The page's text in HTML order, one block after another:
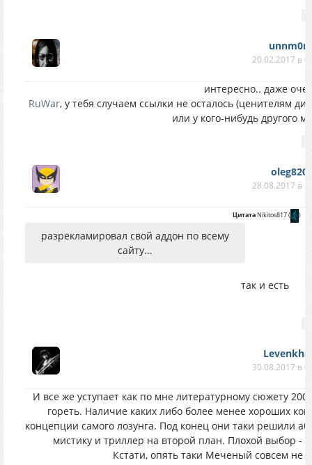
unnm0n
20.02.2017 в
интересно.. даже
RuWar, у тебя случаем ссылки не осталось (ценителям
или у кого-нибудь другого
oleg820
28.08.2017 в
ЦитатаNikitos817( )
разрекламировал свой аддон по всему
сайту...
так и есть
30.08.2017 в
И все же уступает как по мне литературному сюжету
гореть. Наличие каких либо более менее хороших
концепции самого лозунга. Под конец они таки решили
мистику и триллер на второй план. Плохой выбор -
Кстати, опять таки Меченый совсем не